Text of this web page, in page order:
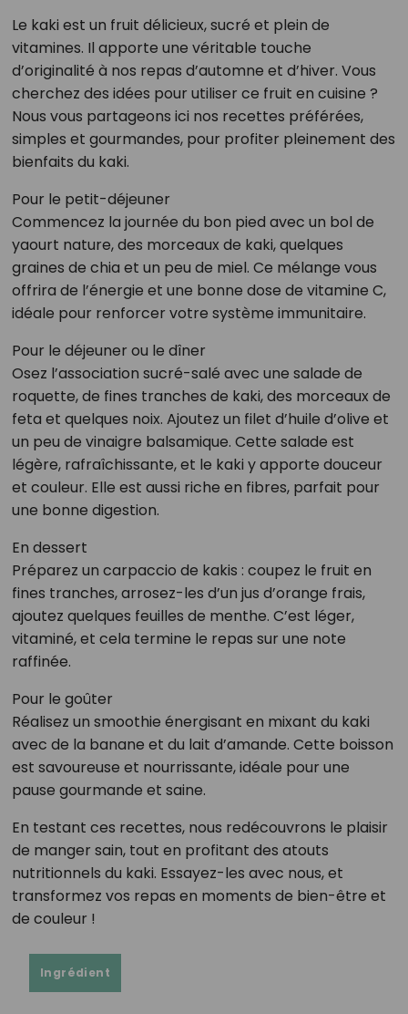
Le kaki est un fruit délicieux, sucré et plein de
vitamines. Il apporte une véritable touche
d’originalité à nos repas d’automne et d’hiver. Vous
cherchez des idées pour utiliser ce fruit en cuisine ?
Nous vous partageons ici nos recettes préférées,
simples et gourmandes, pour profiter pleinement des
bienfaits du kaki.
Pour le petit-déjeuner
Commencez la journée du bon pied avec un bol de
yaourt nature, des morceaux de kaki, quelques
graines de chia et un peu de miel. Ce mélange vous
offrira de l’énergie et une bonne dose de vitamine C,
idéale pour renforcer votre système immunitaire.
Pour le déjeuner ou le dîner
Osez l’association sucré-salé avec une salade de
roquette, de fines tranches de kaki, des morceaux de
feta et quelques noix. Ajoutez un filet d’huile d’olive et
un peu de vinaigre balsamique. Cette salade est
légère, rafraîchissante, et le kaki y apporte douceur
et couleur. Elle est aussi riche en fibres, parfait pour
une bonne digestion.
En dessert
Préparez un carpaccio de kakis : coupez le fruit en
fines tranches, arrosez-les d’un jus d’orange frais,
ajoutez quelques feuilles de menthe. C’est léger,
vitaminé, et cela termine le repas sur une note
raffinée.
Pour le goûter
Réalisez un smoothie énergisant en mixant du kaki
avec de la banane et du lait d’amande. Cette boisson
est savoureuse et nourrissante, idéale pour une
pause gourmande et saine.
En testant ces recettes, nous redécouvrons le plaisir
de manger sain, tout en profitant des atouts
nutritionnels du kaki. Essayez-les avec nous, et
transformez vos repas en moments de bien-être et
de couleur !
Ingrédient